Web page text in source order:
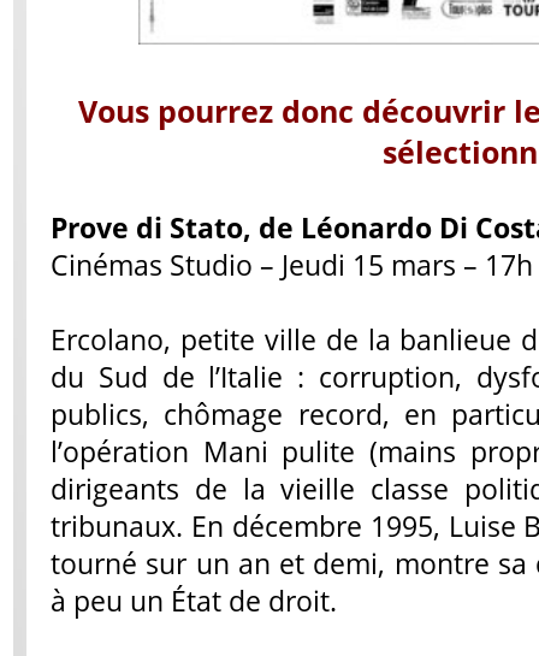
Vous pourrez donc découvrir
Prove di Stato, de Léonardo Di
Cinémas Studio – Jeudi 15 mars – 17h
Ercolano, petite ville de la banlieue
du Sud de l’Italie : corruption,
publics, chômage record, en
l’opération Mani pulite (mains
dirigeants de la vieille classe
tribunaux. En décembre 1995, Luise
tourné sur un an et demi, montre
à peu un État de droit.